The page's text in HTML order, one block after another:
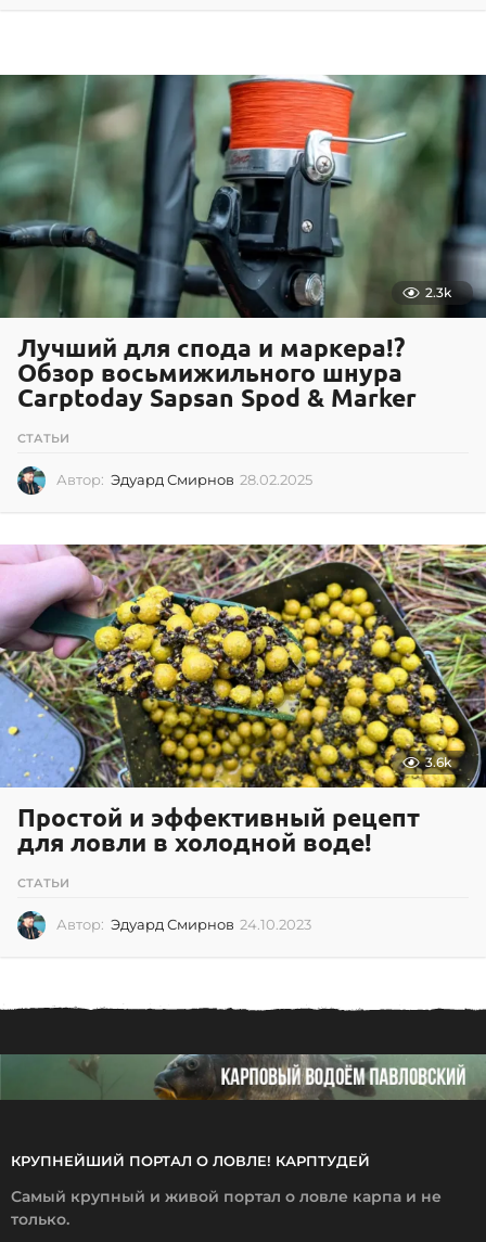
.
0
2
5
2.3k
Лучший для спода и маркера!?
Обзор восьмижильного шнура
Carptoday Sapsan Spod & Marker
СТАТЬИ
Автор: Эдуард Смирнов 28.02.2025
0
2
.
2
0
2
5
3.6k
Простой и эффективный рецепт
для ловли в холодной воде!
СТАТЬИ
Автор: Эдуард Смирнов 24.10.2023
0
0
2
КРУПНЕЙШИЙ ПОРТАЛ О ЛОВЛЕ! КАРПТУДЕЙ
Самый крупный и живой портал о ловле карпа и не
только.